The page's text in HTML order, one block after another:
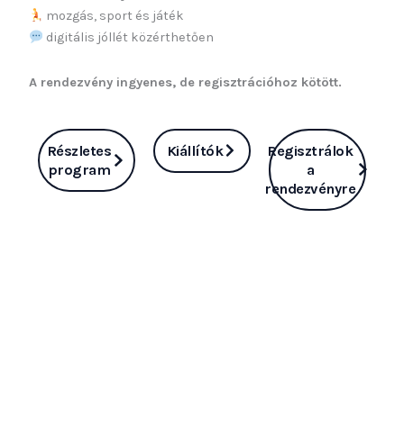
mozgás, sport és játék
digitális jóllét közérthetően
A rendezvény ingyenes, de regisztrációhoz kötött.
Részletes
program
Kiállítók
Regisztrálok
a
rendezvényre